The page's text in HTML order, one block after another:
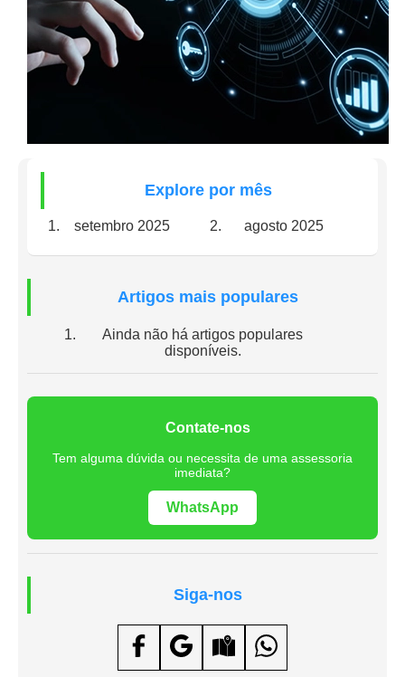
Explore por mês
setembro 2025 agosto 2025
Artigos mais populares
Ainda não há artigos populares
disponíveis.
Contate-nos
Tem alguma dúvida ou necessita de uma assessoria
imediata?
WhatsApp
Siga-nos